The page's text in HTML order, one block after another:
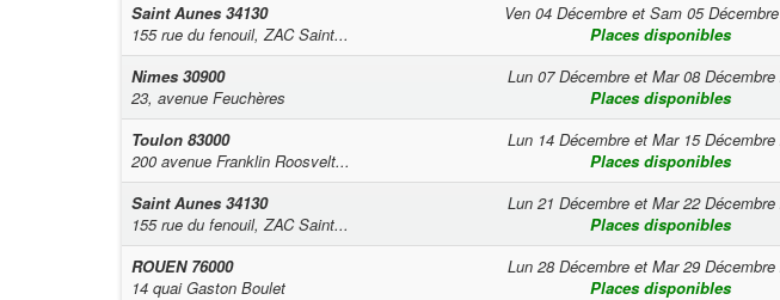
Saint Aunes 34130
155 rue du fenouil, ZAC Saint...
Ven 04 Décembreet Sam 05
Places disponibles
Nimes 30900
23, avenue Feuchères
Lun 07 Décembreet Mar 08 Décembre
Places disponibles
Toulon 83000
200 avenue Franklin Roosvelt...
Lun 14 Décembreet Mar 15 Décembre
Places disponibles
Saint Aunes 34130
155 rue du fenouil, ZAC Saint...
Lun 21 Décembreet Mar 22 Décembre
Places disponibles
ROUEN 76000
14 quai Gaston Boulet
Lun 28 Décembreet Mar 29 Décembre
Places disponibles